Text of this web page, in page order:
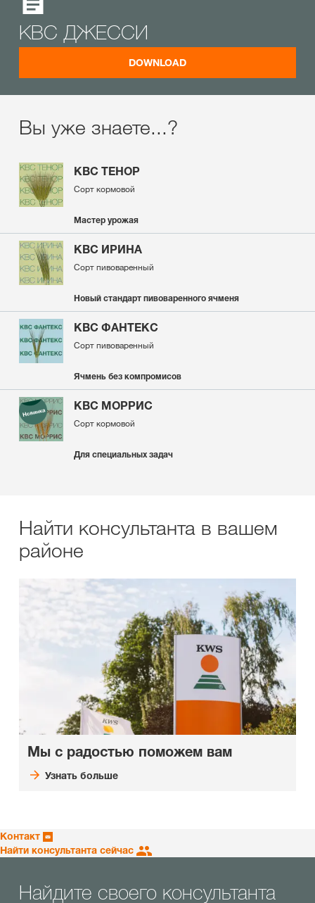
КВС ДЖЕССИ
DOWNLOAD
Вы уже знаете...?
KBC ТЕНОР
Сорт кормовой
Мастер урожая
КВС ИРИНА
Сорт пивоваренный
Новый стандарт пивоваренного ячменя
КВС ФАНТЕКС
Сорт пивоваренный
Ячмень без компромисов
KBC МОРРИС
Сорт кормовой
Для специальных задач
Найти консультанта в вашем
районе
Мы с радостью поможем вам
Узнать больше
Контакт
Найти консультанта сейчас
Найдите своего консультанта